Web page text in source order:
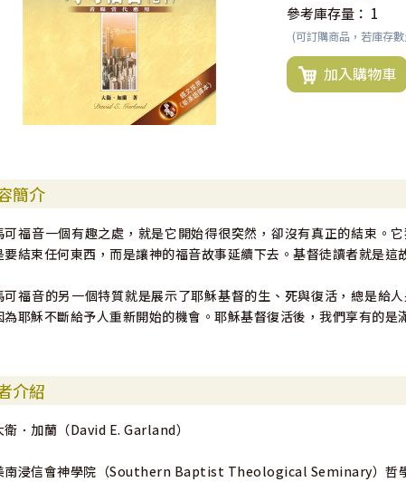
參考庫存量： 1
(可訂購商品，若庫存
加入購物車
簡介
可福音一個有趣之處，就是它開始得很突然，卻沒有真正的結束。
要結束任何東西，而是讓神的福音故事延續下去。基督徒讀者就是這
可福音的另一個特質就是展示了耶穌基督的生、死與復活，總是給
為耶穌不斷給予人重新開始的機會。耶穌基督復活後，我們享有的是
介紹
衛．加蘭（David E. Garland）
南浸信會神學院（Southern Baptist Theological Seminary）哲